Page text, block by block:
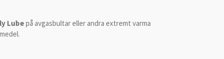
Lubepå avgasbultar eller andra extremt varma